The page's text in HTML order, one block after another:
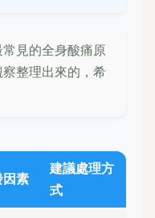
見的全身酸痛原
整理出來的，希
素
建議處理方
式